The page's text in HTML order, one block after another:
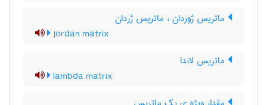
ماتریس ژوردان ، ماتریس ژردان
jordan matrix
ماتریس لاندا
lambda matrix